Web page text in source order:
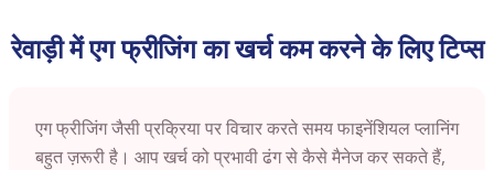
रेवाड़ी में एग फ्रीजिंग का खर्च कम करने के लिए टिप्स
एग फ्रीजिंग जैसी प्रक्रिया पर विचार करते समय फाइनेंशियल प्लानिंग
बहुत ज़रूरी है। आप खर्च को प्रभावी ढंग से कैसे मैनेज कर सकते हैं,